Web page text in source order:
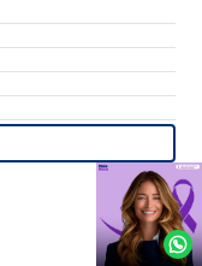
Agende
Whatsapp